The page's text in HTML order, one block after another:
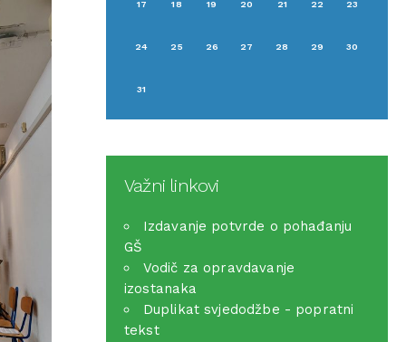
17 18 19 20 21 22 23
24 25 26 27 28 29 30
31
Važni linkovi
Izdavanje potvrde o pohađanju
GŠ
Vodič za opravdavanje
izostanaka
Duplikat svjedodžbe - popratni
tekst